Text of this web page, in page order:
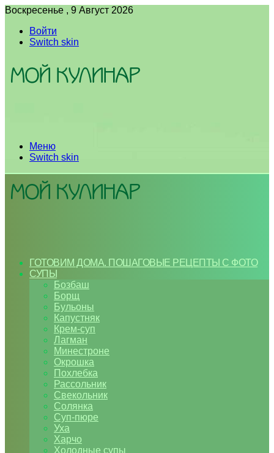
Воскресенье , 9 Август 2026
Войти
Switch skin
Меню
Switch skin
ГОТОВИМ ДОМА. ПОШАГОВЫЕ РЕЦЕПТЫ С ФОТО
СУПЫ
Бозбаш
Борщ
Бульоны
Капустняк
Крем-суп
Лагман
Минестроне
Окрошка
Похлебка
Рассольник
Свекольник
Солянка
Суп-пюре
Уха
Харчо
Холодные супы